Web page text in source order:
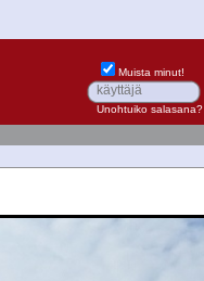
Muista minut!
Unohtuiko salasana?